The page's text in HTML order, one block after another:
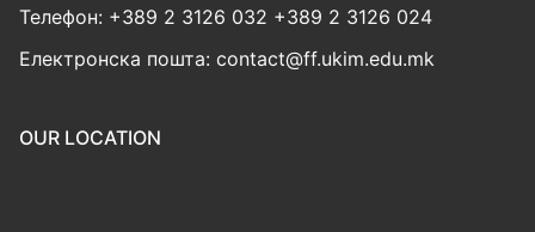
Телефон: +389 2 3126 032 +389 2 3126 024
Електронска пошта: contact@ff.ukim.edu.mk
OUR LOCATION